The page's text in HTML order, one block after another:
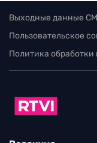
Выходные данные
Пользовательское
Политика